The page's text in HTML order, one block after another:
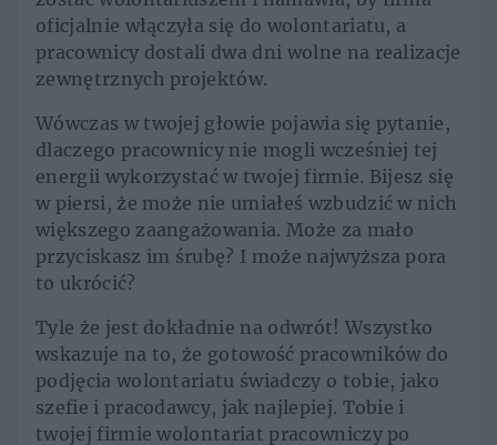
oficjalnie włączyła się do wolontariatu, a
pracownicy dostali dwa dni wolne na realizacje
zewnętrznych projektów.
Wówczas w twojej głowie pojawia się pytanie,
dlaczego pracownicy nie mogli wcześniej tej
energii wykorzystać w twojej firmie. Bijesz się
w piersi, że może nie umiałeś wzbudzić w nich
większego zaangażowania. Może za mało
przyciskasz im śrubę? I może najwyższa pora
to ukrócić?
Tyle że jest dokładnie na odwrót! Wszystko
wskazuje na to, że gotowość pracowników do
podjęcia wolontariatu świadczy o tobie, jako
szefie i pracodawcy, jak najlepiej. Tobie i
twojej firmie wolontariat pracowniczy po